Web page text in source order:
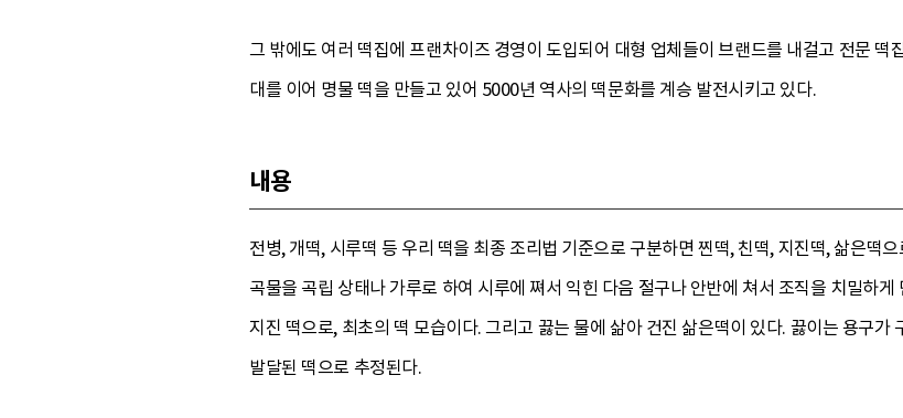
그 밖에도 여러 떡집에 프랜차이즈 경영이 도입되어 대형 업체들이 브랜드를 내걸고 전문
대를 이어 명물 떡을 만들고 있어 5000년 역사의 떡문화를 계승 발전시키고 있다.
내용
전병, 개떡, 시루떡 등 우리 떡을 최종 조리법 기준으로 구분하면 찐떡, 친떡, 지진떡, 삶은떡
곡물을 곡립 상태나 가루로 하여 시루에 쪄서 익힌 다음 절구나 안반에 쳐서 조직을 치밀하
지진 떡으로, 최초의 떡 모습이다. 그리고 끓는 물에 삶아 건진 삶은떡이 있다. 끓이는 용구
발달된 떡으로 추정된다.